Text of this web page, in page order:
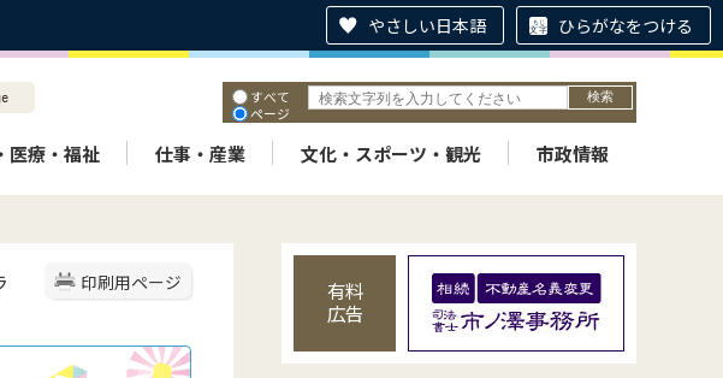
やさしい日本語 ひらがなをつける
すべて
ページ
医療・福祉 仕事・産業 文化・スポーツ・観光 市政情報
印刷用ページ
有料
広告